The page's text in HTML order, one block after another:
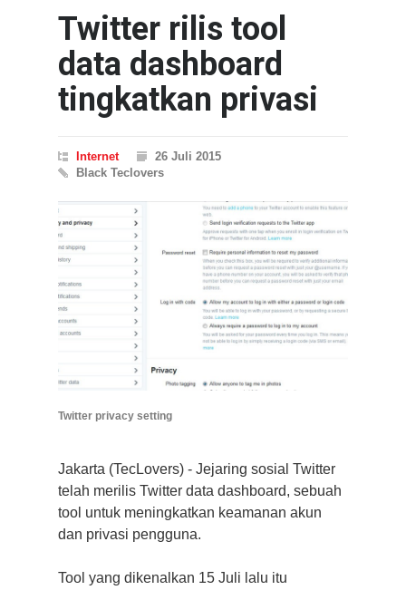
Twitter rilis tool
data dashboard
tingkatkan privasi
Internet
26 Juli 2015
Black Teclovers
Twitter privacy setting
Jakarta (TecLovers) - Jejaring sosial Twitter
telah merilis Twitter data dashboard, sebuah
tool untuk meningkatkan keamanan akun
dan privasi pengguna.
Tool yang dikenalkan 15 Juli lalu itu